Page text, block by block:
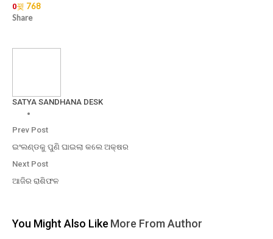
0
768
Share
SATYA SANDHANA DESK
Prev Post
ଇଂଲଣ୍ଡକୁ ପୁଣି ଘାଇଲା କଲେ ଅକ୍ଷର
Next Post
ଆଜିର ରାଶିଫଳ
You Might Also Like More From Author